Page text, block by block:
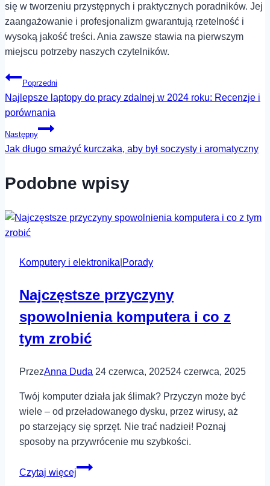
się w tworzeniu przystępnych i praktycznych poradników. Jej
zaangażowanie i profesjonalizm gwarantują rzetelność i
wysoką jakość treści. Ania zawsze stawia na pierwszym
miejscu potrzeby naszych czytelników.
Nawigacja
wpisu
Poprzedni
Najlepsze laptopy do pracy zdalnej w 2024 roku: Recenzje i
porównania
Następny
Jak długo smażyć kurczaka, aby był soczysty i aromatyczny
Podobne wpisy
Komputery i elektronika Porady
Najczęstsze przyczyny
spowolnienia komputera i co z
tym zrobić
PrzezAnna Duda 24 czerwca, 202524 czerwca, 2025
Twój komputer działa jak ślimak? Przyczyn może być
wiele – od przeładowanego dysku, przez wirusy, aż
po starzejący się sprzęt. Nie trać nadziei! Poznaj
sposoby na przywrócenie mu szybkości.
Czytaj więcej
Najczęstsze